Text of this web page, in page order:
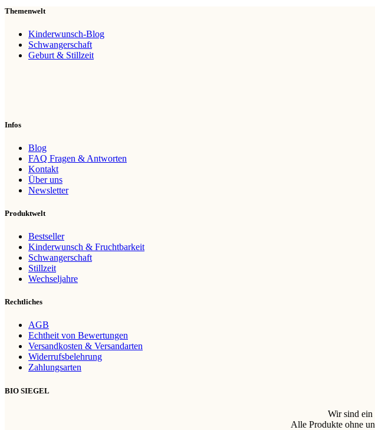
Themenwelt
Kinderwunsch-Blog
Schwangerschaft
Geburt & Stillzeit
Infos
Blog
FAQ Fragen & Antworten
Kontakt
Über uns
Newsletter
Produktwelt
Bestseller
Kinderwunsch & Fruchtbarkeit
Schwangerschaft
Stillzeit
Wechseljahre
Rechtliches
AGB
Echtheit von Bewertungen
Versandkosten & Versandarten
Widerrufsbelehrung
Zahlungsarten
BIO SIEGEL
Wir sind
Alle Produkte ohne